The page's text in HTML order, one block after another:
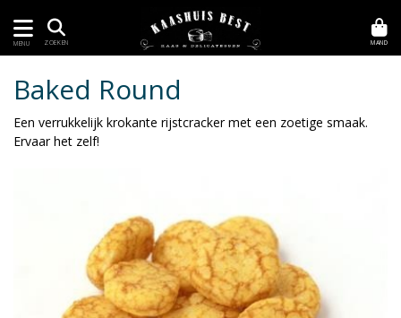
MENU ZOEKEN MAND
Baked Round
Een verrukkelijk krokante rijstcracker met een zoetige smaak.
Ervaar het zelf!